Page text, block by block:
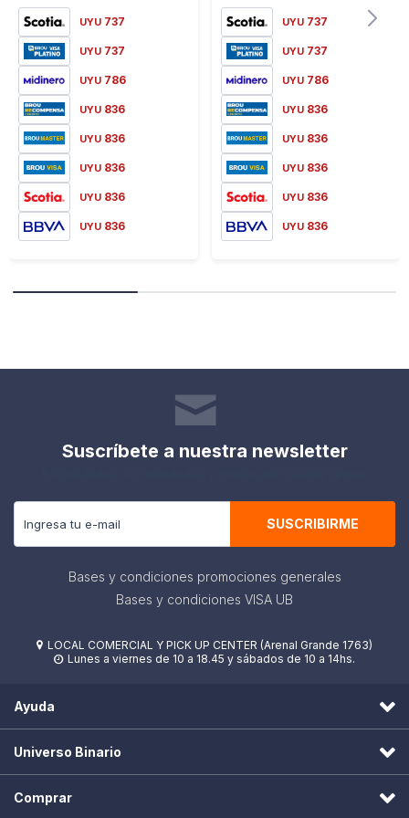
Cantidad de Jugadores: 2 a 5 Jugadores
Edad: +4 Años
Incluye:
2 Ruletas
Sílabas
Imágenes
Palabras
Objetivo:
Manera Lúdica y Dinámica.
Tiene Dos Niveles de Dificultad.
¿qué Habilidades Desarrolla?
- el Reconocimiento de Letras, Sílabas y Palabras.
- la Correspondencia Entre Lenguaje Oral y Escrito
contiene:
- 2 Ruletas con 6 Consonantes.
- Tarjetas Redondas de Sílabas.
- Cartas con las Palabras Escritas.
Escritas.
UYU 737
UYU 737
UYU 786
UYU 836
UYU 836
UYU 836
UYU 836
UYU 836
UYU 737
UYU 737
UYU 786
UYU 836
UYU 836
UYU 836
UYU 836
UYU 836
Suscríbete a nuestra newsletter
SUSCRIBIRME
Bases y condiciones promociones generales
Bases y condiciones VISA UB
 LOCAL COMERCIAL Y PICK UP CENTER (Arenal Grande 1763)
 Lunes a viernes de 10 a 18.45 y sábados de 10 a 14hs.
Ayuda
Universo Binario
Comprar